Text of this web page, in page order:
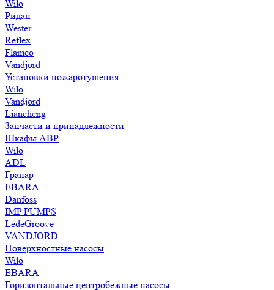
Wilo
Ридан
Wester
Reflex
Flamco
Vandjord
Установки пожаротушения
Wilo
Vandjord
Liancheng
Запчасти и принадлежности
Шкафы АВР
Wilo
ADL
Гранар
EBARA
Danfoss
IMP PUMPS
LedeGroove
VANDJORD
Поверхностные насосы
Wilo
EBARA
Горизонтальные центробежные насосы